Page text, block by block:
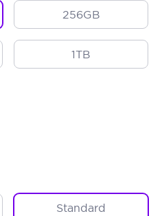
256GB
1TB
Standard